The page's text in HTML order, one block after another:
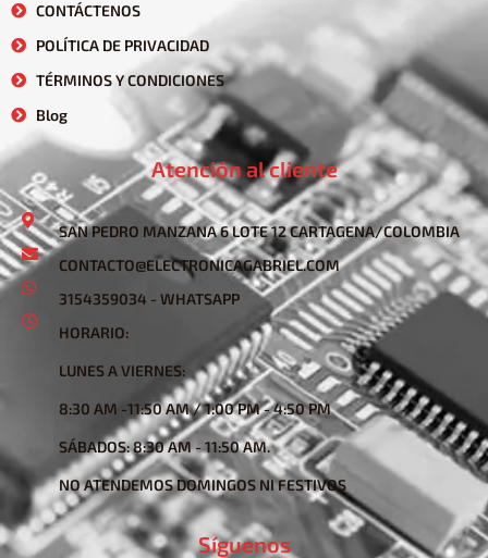
CONTÁCTENOS
POLÍTICA DE PRIVACIDAD
TÉRMINOS Y CONDICIONES
Blog
Atención al cliente
SAN PEDRO MANZANA 6 LOTE 12 CARTAGENA/COLOMBIA
CONTACTO@ELECTRONICAGABRIEL.COM
3154359034 - WHATSAPP
HORARIO:
LUNES A VIERNES:
8:30 AM -11:50 AM / 1:00 PM - 4:50 PM
SÁBADOS: 8:30 AM - 11:50 AM.
NO ATENDEMOS DOMINGOS NI FESTIVOS
Síguenos